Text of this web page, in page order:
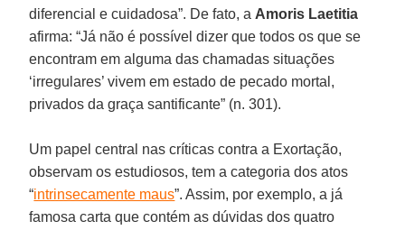
diferencial e cuidadosa”. De fato, a Amoris Laetitia
afirma: “Já não é possível dizer que todos os que se
encontram em alguma das chamadas situações
‘irregulares’ vivem em estado de pecado mortal,
privados da graça santificante” (n. 301).
Um papel central nas críticas contra a Exortação,
observam os estudiosos, tem a categoria dos atos
“intrinsecamente maus”. Assim, por exemplo, a já
famosa carta que contém as dúvidas dos quatro